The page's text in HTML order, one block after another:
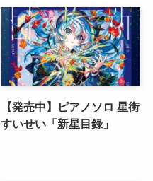
【発売中】ピアノソロ 星街
すいせい「新星目録」